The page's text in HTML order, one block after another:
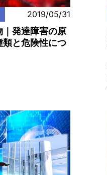
2019/05/31
｜発達障害の原
類と危険性につ